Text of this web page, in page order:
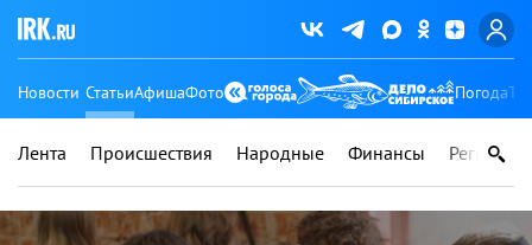
Новости СтатьиАфишаФото Погода
Лента Происшествия Народные Финансы Регионы